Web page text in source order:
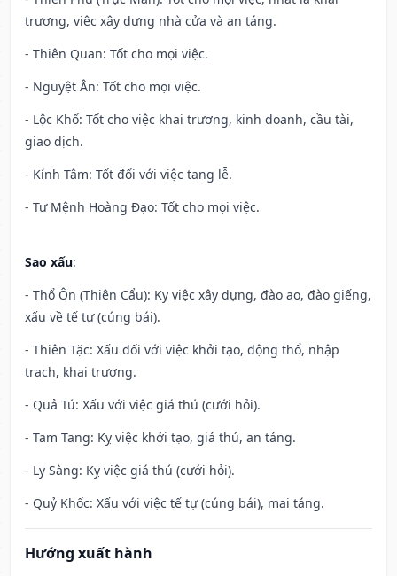
trương, việc xây dựng nhà cửa và an táng.
- Thiên Quan: Tốt cho mọi việc.
- Nguyệt Ân: Tốt cho mọi việc.
- Lộc Khố: Tốt cho việc khai trương, kinh doanh, cầu tài,
giao dịch.
- Kính Tâm: Tốt đối với việc tang lễ.
- Tư Mệnh Hoàng Đạo: Tốt cho mọi việc.
Sao xấu:
- Thổ Ôn (Thiên Cẩu): Kỵ việc xây dựng, đào ao, đào giếng,
xấu về tế tự (cúng bái).
- Thiên Tặc: Xấu đối với việc khởi tạo, động thổ, nhập
trạch, khai trương.
- Quả Tú: Xấu với việc giá thú (cưới hỏi).
- Tam Tang: Kỵ việc khởi tạo, giá thú, an táng.
- Ly Sàng: Kỵ việc giá thú (cưới hỏi).
- Quỷ Khốc: Xấu với việc tế tự (cúng bái), mai táng.
Hướng xuất hành